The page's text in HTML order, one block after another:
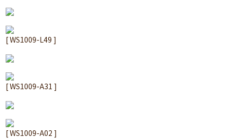
[ WS1009-L49 ]
[ WS1009-A31 ]
[ WS1009-A02 ]